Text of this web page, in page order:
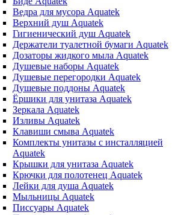
Ведра для мусора Aquatek
Верхний душ Aquatek
Гигиенический душ Aquatek
Держатели туалетной бумаги Aquatek
Дозаторы жидкого мыла Aquatek
Душевые наборы Aquatek
Душевые перегородки Aquatek
Душевые поддоны Aquatek
Ёршики для унитаза Aquatek
Зеркала Aquatek
Изливы Aquatek
Клавиши смыва Aquatek
Комплекты унитазы с инсталляцией
Aquatek
Крышки для унитаза Aquatek
Крючки для полотенец Aquatek
Лейки для душа Aquatek
Мыльницы Aquatek
Писсуары Aquatek